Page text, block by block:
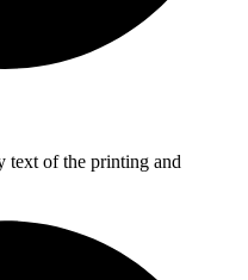
text of the printing and